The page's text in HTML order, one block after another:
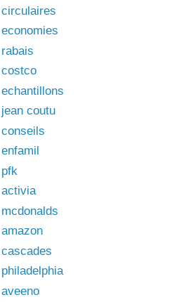
circulaires
economies
rabais
costco
echantillons
jean coutu
conseils
enfamil
pfk
activia
mcdonalds
amazon
cascades
philadelphia
aveeno